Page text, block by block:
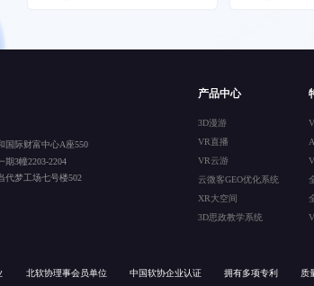
国际财富中心A座550
3幢2203-2204
代梦工场七号楼502
产品中心
3D漫游
VR直播
VR云游
云微客GEO优化系统
XR大空间
3D思政教学系统
北软协理事会员单位 中国软协企业认证 拥有多项专利 质